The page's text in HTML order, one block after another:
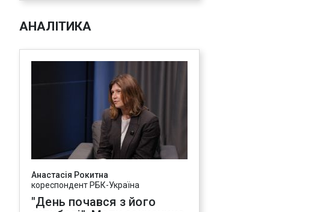
АНАЛІТИКА
Анастасія Рокитна
кореспондент РБК-Україна
"День почався з його